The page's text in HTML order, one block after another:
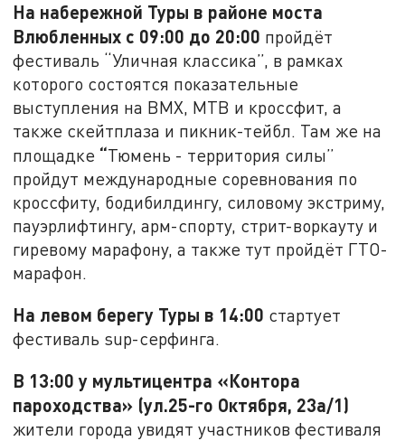
На набережной Туры в районе моста
Влюбленных с 09:00 до 20:00 пройдёт
фестиваль “Уличная классика”, в рамках
которого состоятся показательные
выступления на ВМХ, МТВ и кроссфит, а
также скейтплаза и пикник-тейбл. Там же на
площадке “Тюмень - территория силы”
пройдут международные соревнования по
кроссфиту, бодибилдингу, силовому экстриму,
пауэрлифтингу, арм-спорту, стрит-воркауту и
гиревому марафону, а также тут пройдёт ГТО-
марафон.
На левом берегу Туры в 14:00 стартует
фестиваль sup-серфинга.
В 13:00 у мультицентра «Контора
пароходства» (ул.25-го Октября, 23а/1)
жители города увидят участников фестиваля